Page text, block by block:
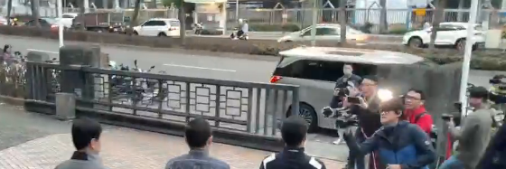
進 未移置車輛最高罰4800＋拖吊費
周一汽柴油價格維持不變
登圍籬傾倒砸傷人 民權西路鷹架倒塌壓2車
新北淡水赫見龍捲風 榕樹連根拔起